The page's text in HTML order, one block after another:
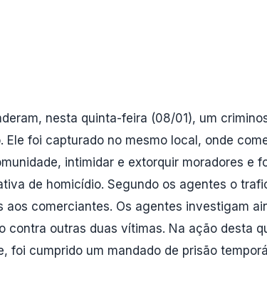
nesta quinta-feira (08/01), um
foi capturado no mesmo local, onde
intimidar e extorquir moradores e
de homicídio. Segundo os agentes o
comerciantes. Os agentes investigam
outras duas vítimas. Na ação desta
foi cumprido um mandado de prisão